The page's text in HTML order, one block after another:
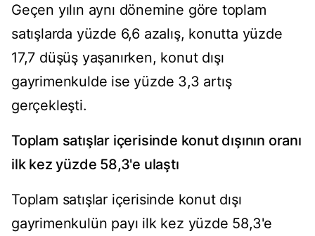
Geçen yılın aynı dönemine göre toplam
satışlarda yüzde 6,6 azalış, konutta yüzde
17,7 düşüş yaşanırken, konut dışı
gayrimenkulde ise yüzde 3,3 artış
gerçekleşti.
Toplam satışlar içerisinde konut dışının oranı
ilk kez yüzde 58,3'e ulaştı
Toplam satışlar içerisinde konut dışı
gayrimenkulün payı ilk kez yüzde 58,3'e